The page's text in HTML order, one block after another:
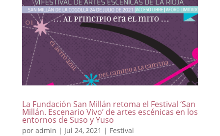
La Fundación San Millán retoma el Festival ‘San
Millán. Escenario Vivo’ de artes escénicas en los
entornos de Suso y Yuso
por admin | Jul 24, 2021 | Festival